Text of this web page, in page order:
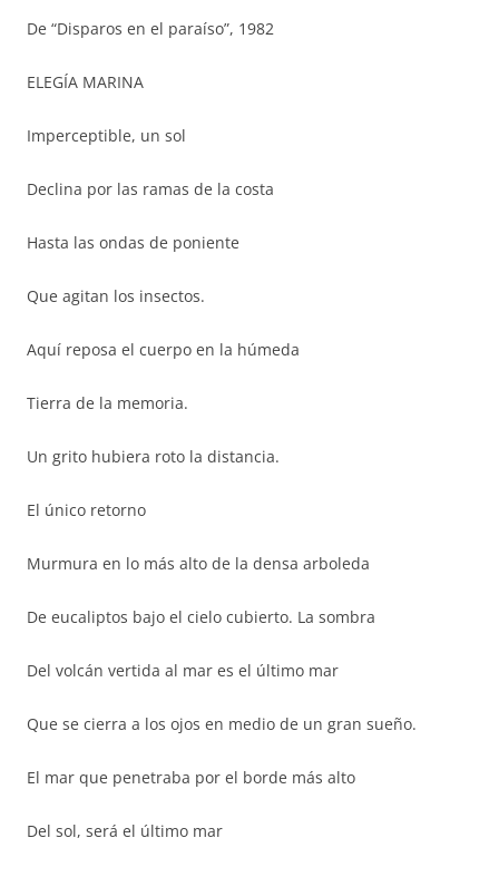
De “Disparos en el paraíso”, 1982
ELEGÍA MARINA
Imperceptible, un sol
Declina por las ramas de la costa
Hasta las ondas de poniente
Que agitan los insectos.
Aquí reposa el cuerpo en la húmeda
Tierra de la memoria.
Un grito hubiera roto la distancia.
El único retorno
Murmura en lo más alto de la densa arboleda
De eucaliptos bajo el cielo cubierto. La sombra
Del volcán vertida al mar es el último mar
Que se cierra a los ojos en medio de un gran sueño.
El mar que penetraba por el borde más alto
Del sol, será el último mar